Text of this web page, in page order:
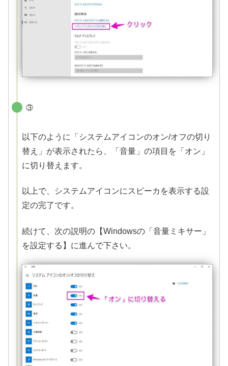
③
以下のように「システムアイコンのオン/オフの切り
替え」が表示されたら、「音量」の項目を「オン」
に切り替えます。
以上で、システムアイコンにスピーカを表示する設
定の完了です。
続けて、次の説明の【Windowsの「音量ミキサー」
を設定する】に進んで下さい。